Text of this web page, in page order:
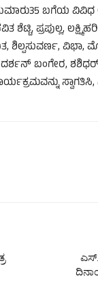
ಬಗೆಯ ವಿವಿಧ
ಪ್ರಪುಲ್ಲ,
ಶಿಲ್ಪಸುವರ್ಣ, ವಿಭಾ,
ಬಂಗೇರ, ಶಶಿಧರ್